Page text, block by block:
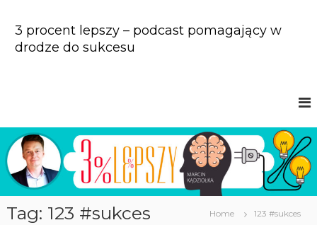
n
e
n
3 procent lepszy – podcast pomagający w
drodze do sukcesu
Tag: 123 #sukces Home 123 #sukces